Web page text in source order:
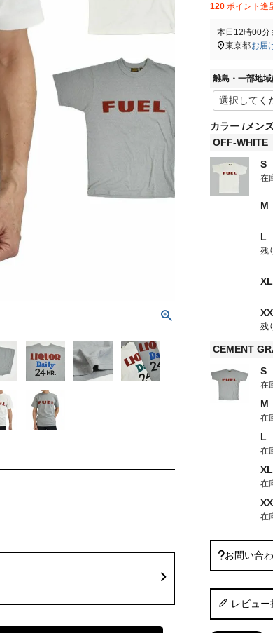
120 ポイント進
本日 12時00分
東京都お届
離島・一部地
カラー
メン
OFF-WHITE
S
在
M
L
残
XL
残
CEMENT
S
在
M
在
L
在
XL
在
在
お問い合
レビュー